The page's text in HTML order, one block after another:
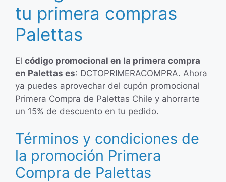
tu primera compras
Palettas
El código promocional en la primera compra
en Palettas es: DCTOPRIMERACOMPRA. Ahora
ya puedes aprovechar del cupón promocional
Primera Compra de Palettas Chile y ahorrarte
un 15% de descuento en tu pedido.
Términos y condiciones de
la promoción Primera
Compra de Palettas